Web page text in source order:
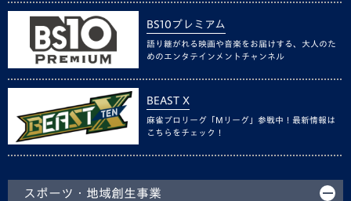
BS10プレミアム
語り継がれる映画や音楽をお届けする、大人のた
めのエンタテインメントチャンネル
BEAST X
麻雀プロリーグ「Mリーグ」参戦中！最新情報は
こちらをチェック！
スポーツ・地域創生事業